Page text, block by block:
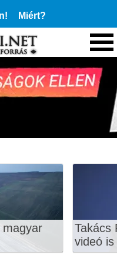
Miért?
magyar
Takács
videó